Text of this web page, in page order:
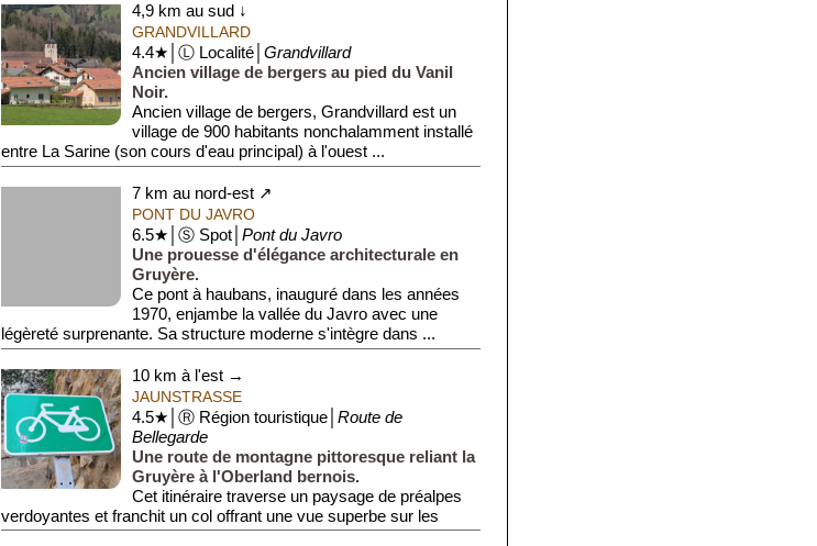
4,9 km au sud ↓
GRANDVILLARD
4.4★│Ⓛ Localité│ Grandvillard
Ancien village de bergers au pied du Vanil
Noir.
Ancien village de bergers, Grandvillard est un
village de 900 habitants nonchalamment installé
entre La Sarine (son cours d'eau principal) à l'ouest ...
7 km au nord-est ↗
PONT DU JAVRO
6.5★│Ⓢ Spot│ Pont du Javro
Une prouesse d'élégance architecturale en
Gruyère.
Ce pont à haubans, inauguré dans les années
1970, enjambe la vallée du Javro avec une
légèreté surprenante. Sa structure moderne s'intègre dans ...
10 km à l'est →
JAUNSTRASSE
4.5★│Ⓡ Région touristique│ Route de
Bellegarde
Une route de montagne pittoresque reliant la
Gruyère à l'Oberland bernois.
Cet itinéraire traverse un paysage de préalpes
verdoyantes et franchit un col offrant une vue superbe sur les
sommets cal...